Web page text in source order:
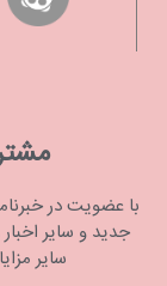
با عضویت در
جدید و سایر
سایر